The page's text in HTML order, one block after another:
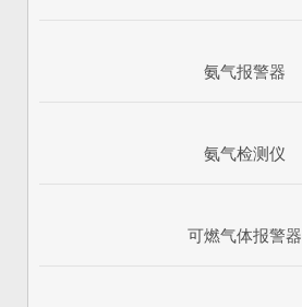
氨气报警器
氨气检测仪
可燃气体报警器